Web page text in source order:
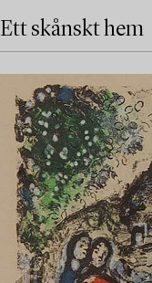
Ett skånskt hem